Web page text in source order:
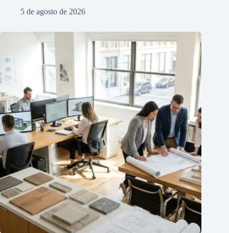
5 de agosto de 2026